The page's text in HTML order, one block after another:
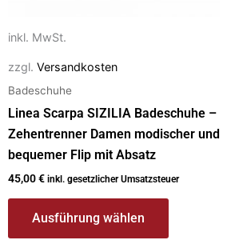
inkl. MwSt.
zzgl. Versandkosten
Badeschuhe
Linea Scarpa SIZILIA Badeschuhe –
Zehentrenner Damen modischer und
bequemer Flip mit Absatz
45,00€ inkl. gesetzlicher Umsatzsteuer
Ausführung wählen
Produktseite
gewählt
werden